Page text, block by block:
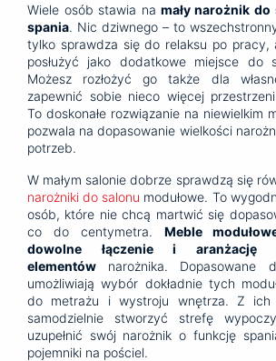
Wiele osób stawia na mały narożnik
spania. Nic dziwnego – to
tylko sprawdza się do relaksu po pracy,
posłużyć jako dodatkowe miejsce do
Możesz rozłożyć go także dla
zapewnić sobie nieco więcej
To doskonałe rozwiązanie na niewielkim
pozwala na dopasowanie wielkości
potrzeb.
W małym salonie dobrze sprawdzą się
narożniki do salonu modułowe. To
osób, które nie chcą martwić się
co do centymetra. Meble
dowolne łączenie i aranżację
elementów narożnika. Dopasowane
umożliwiają wybór dokładnie tych
do metrażu i wystroju wnętrza. Z ich
samodzielnie stworzyć strefę
uzupełnić swój narożnik o funkcję
pojemniki na pościel.